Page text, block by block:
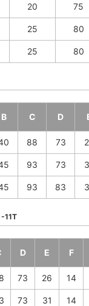
20 75
25 80
25 80
B C D
88 73
93 73
93 83
-11T
D E F
73 26 14
73 31 14